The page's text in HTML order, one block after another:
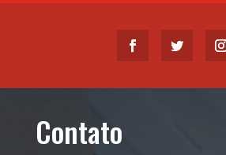
Contato